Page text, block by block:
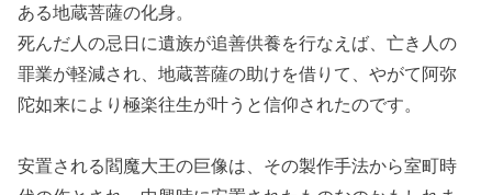
ある地蔵菩薩の化身。
死んだ人の忌日に遺族が追善供養を行なえば、亡き人の
罪業が軽減され、地蔵菩薩の助けを借りて、やがて阿弥
陀如来により極楽往生が叶うと信仰されたのです。
安置される閻魔大王の巨像は、その製作手法から室町時